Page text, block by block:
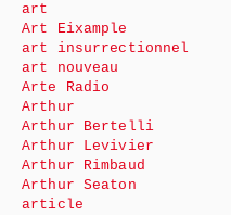
art
Art Eixample
art insurrectionnel
art nouveau
Arte Radio
Arthur
Arthur Bertelli
Arthur Levivier
Arthur Rimbaud
Arthur Seaton
article